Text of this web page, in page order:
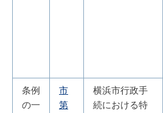
条例
の一
市
第
横浜市行政手
続における特